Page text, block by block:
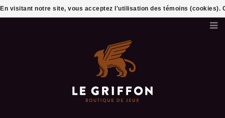
En visitant notre site, vous acceptez l'utilisation des témoins